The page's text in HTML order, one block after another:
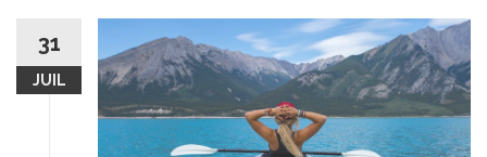
31
JUIL